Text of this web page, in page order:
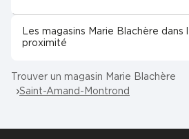
Les magasins Marie Blachère dans
proximité
Trouver un magasin Marie Blachère
Saint-Amand-Montrond